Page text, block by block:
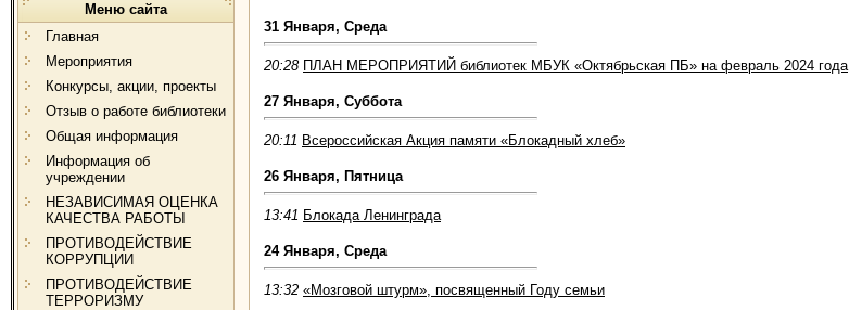
Меню сайта
Главная
Мероприятия
Конкурсы, акции, проекты
Отзыв о работе библиотеки
Общая информация
Информация об
учреждении
НЕЗАВИСИМАЯ ОЦЕНКА
КАЧЕСТВА РАБОТЫ
ПРОТИВОДЕЙСТВИЕ
КОРРУПЦИИ
ПРОТИВОДЕЙСТВИЕ
ТЕРРОРИЗМУ
31 Января, Среда
20:28 ПЛАН МЕРОПРИЯТИЙ библиотек МБУК «Октябрьская ПБ» на февраль 2024 года
27 Января, Суббота
20:11 Всероссийская Акция памяти «Блокадный хлеб»
26 Января, Пятница
13:41 Блокада Ленинграда
24 Января, Среда
13:32 «Мозговой штурм», посвященный Году семьи